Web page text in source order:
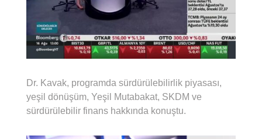
Dr. Kavak, programda sürdürülebilirlik piyasası,
yeşil dönüşüm, Yeşil Mutabakat, SKDM ve
sürdürülebilir finans hakkında konuştu.